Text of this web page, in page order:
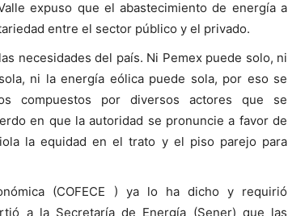
expuso que el abastecimiento de energía a
entre el sector público y el privado.
necesidades del país. Ni Pemex puede solo, ni
ni la energía eólica puede sola, por eso se
compuestos por diversos actores que se
en que la autoridad se pronuncie a favor de
la equidad en el trato y el piso parejo para
(COFECE ) ya lo ha dicho y requirió
a la Secretaría de Energía (Sener) que las